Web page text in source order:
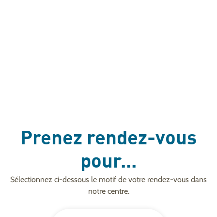
Prenez rendez-vous
pour...
Sélectionnez ci-dessous le motif de votre rendez-vous dans
notre centre.